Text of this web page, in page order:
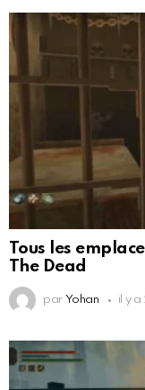
Tous les
The Dead
par Yohan il y a